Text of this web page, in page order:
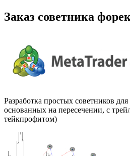
Заказ советника
Разработка простых советников
основанных на пересечении, с
тейкпрофитом)